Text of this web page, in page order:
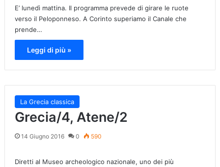
E’ lunedì mattina. Il programma prevede di girare le ruote
verso il Peloponneso. A Corinto superiamo il Canale che
prende…
Leggi di più »
La Grecia classica
Grecia/4, Atene/2
14 Giugno 2016 0 590
Diretti al Museo archeologico nazionale, uno dei più